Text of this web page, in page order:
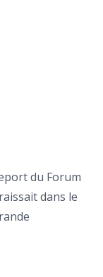
du Forum
dans le